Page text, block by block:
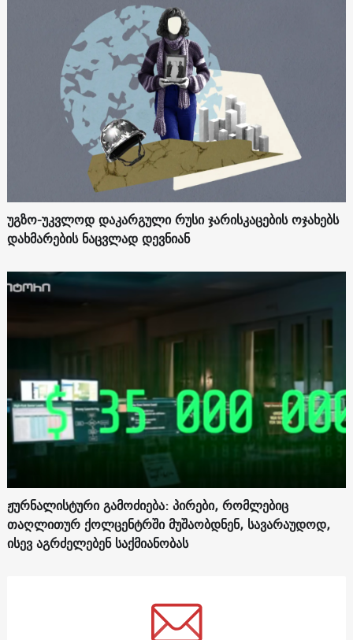
უგზო-უკვლოდ დაკარგული რუსი ჯარისკაცების ოჯახებს
დახმარების ნაცვლად დევნიან
ჟურნალისტური გამოძიება: პირები, რომლებიც
თაღლითურ ქოლცენტრში მუშაობდნენ, სავარაუდოდ,
ისევ აგრძელებენ საქმიანობას